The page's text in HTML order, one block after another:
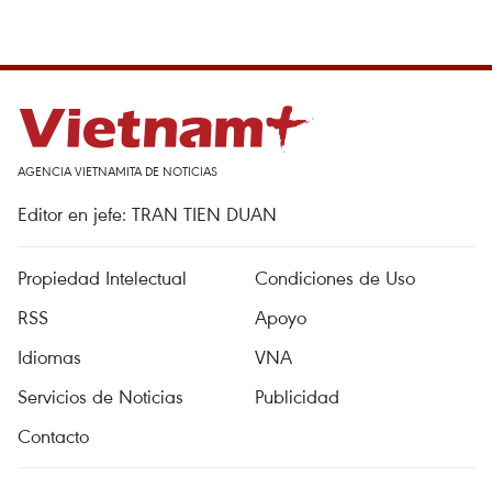
AGENCIA VIETNAMITA DE NOTICIAS
Editor en jefe: TRAN TIEN DUAN
Propiedad Intelectual
Condiciones de Uso
RSS
Apoyo
Idiomas
VNA
Servicios de Noticias
Publicidad
Contacto